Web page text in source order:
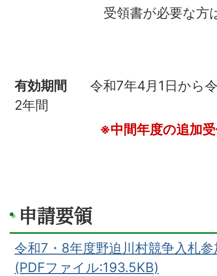
受領書が必要な方はご
有効期間 令和7年4月1日から
2年間
※中間年度の追加
申請要領
令和7・8年度野迫川村競争入札
(PDFファイル:193.5KB)